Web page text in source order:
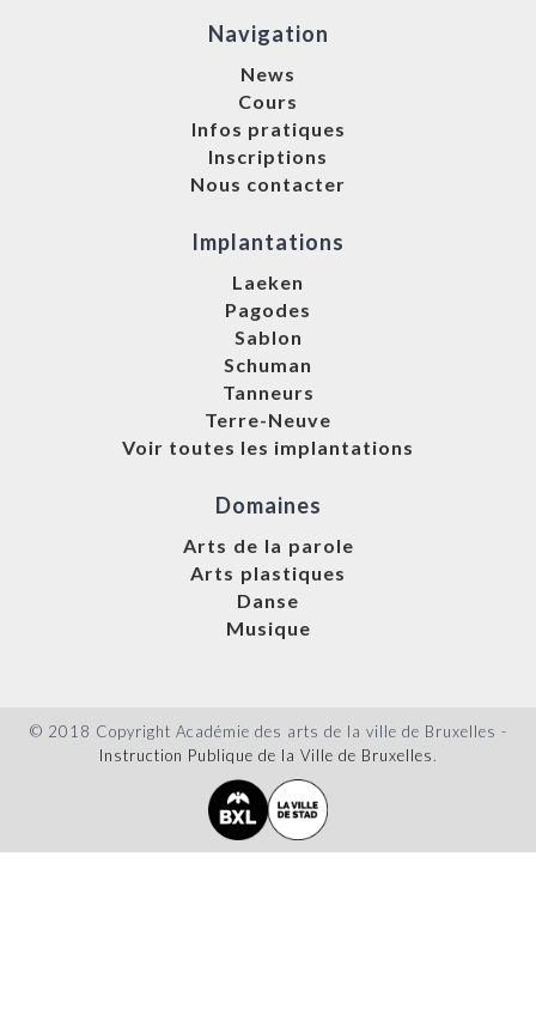
Navigation
News
Cours
Infos pratiques
Inscriptions
Nous contacter
Implantations
Laeken
Pagodes
Sablon
Schuman
Tanneurs
Terre-Neuve
Voir toutes les implantations
Domaines
Arts de la parole
Arts plastiques
Danse
Musique
© 2018 Copyright Académie des arts de la ville de Bruxelles -
Instruction Publique de la Ville de Bruxelles.